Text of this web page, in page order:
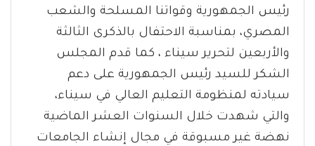
رئيس الجمهورية وقواتنا المسلحة والشعب
المصري، بمناسبة الاحتفال بالذكرى الثالثة
والأربعين لتحرير سيناء ، كما قدم المجلس
الشكر للسيد رئيس الجمهورية على دعم
سيادته لمنظومة التعليم العالي في سيناء،
والتي شهدت خلال السنوات العشر الماضية
نهضة غير مسبوقة في مجال إنشاء الجامعات